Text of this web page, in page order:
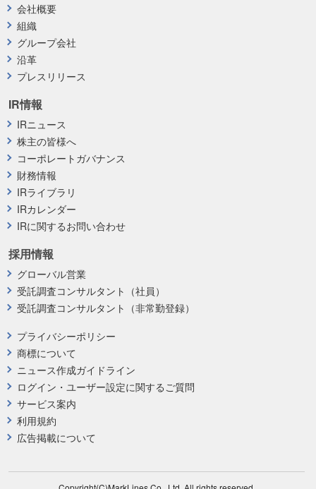
プライバシーポリシー
商標について
ニュース作成ガイドライン
ログイン・ユーザー設定に関するご質問
サービス案内
利用規約
広告掲載について
採用情報
グローバル営業
受託調査コンサルタント（社員）
受託調査コンサルタント（非常勤登録）
会社概要
組織
グループ会社
沿革
プレスリリース
IR情報
IRニュース
株主の皆様へ
コーポレートガバナンス
財務情報
IRライブラリ
IRカレンダー
IRに関するお問い合わせ